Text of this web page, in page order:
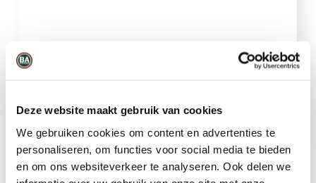
Deze website maakt gebruik van cookies
We gebruiken cookies om content en advertenties te
personaliseren, om functies voor social media te bieden
en om ons websiteverkeer te analyseren. Ook delen we